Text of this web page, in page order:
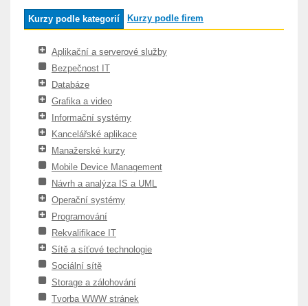
Kurzy podle kategorií Kurzy podle firem
Aplikační a serverové služby
Bezpečnost IT
Databáze
Grafika a video
Informační systémy
Kancelářské aplikace
Manažerské kurzy
Mobile Device Management
Návrh a analýza IS a UML
Operační systémy
Programování
Rekvalifikace IT
Sítě a síťové technologie
Sociální sítě
Storage a zálohování
Tvorba WWW stránek